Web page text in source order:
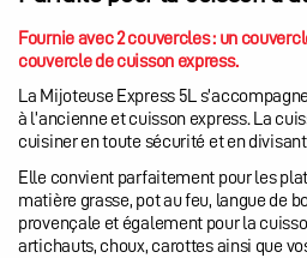
Fournie avec 2 couvercles : un
couvercle de cuisson express.
La Mijoteuse Express 5L
à l’ancienne et cuisson express. La
cuisiner en toute sécurité et en
Elle convient parfaitement pour les
matière grasse, pot au feu, langue de
provençale et également pour la
artichauts, choux, carottes ainsi que